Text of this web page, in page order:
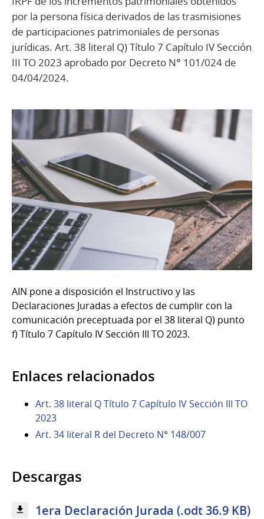
por la persona física derivados de las trasmisiones
de participaciones patrimoniales de personas
jurídicas. Art. 38 literal Q) Título 7 Capítulo IV Sección
III TO 2023 aprobado por Decreto N° 101/024 de
04/04/2024.
AIN pone a disposición el Instructivo y las
Declaraciones Juradas a efectos de cumplir con la
comunicación preceptuada por el 38 literal Q) punto
f) Título 7 Capítulo IV Sección III TO 2023.
Enlaces relacionados
Art. 38 literal Q Título 7 Capítulo IV Sección III TO
2023
Art. 34 literal R del Decreto N° 148/007
Descargas
1era Declaración Jurada (.odt 36.9 KB)